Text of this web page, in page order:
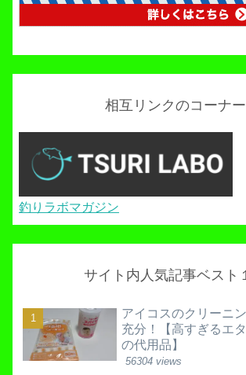
相互リンクのコーナー
釣りラボマガジン
サイト内人気記事ベスト
アイコスのクリーニ
充分！【高すぎるエ
の代用品】
56304 views